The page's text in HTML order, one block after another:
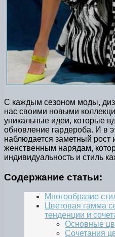
С каждым сезоном моды,
нас своими новыми
уникальные идеи, которые
обновление гардероба. И в
наблюдается заметный рост
женственным нарядам,
индивидуальность и стиль
Содержание статьи:
Многообразие
Цветовая гамма
тенденции и
Основные
Сочетания